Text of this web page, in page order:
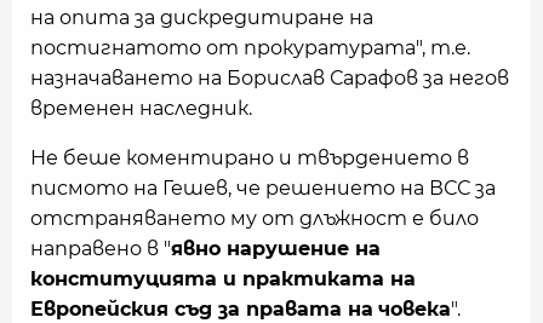
на опита за дискредитиране на
постигнатото от прокуратурата", т.е.
назначаването на Борислав Сарафов за негов
временен наследник.
Не беше коментирано и твърдението в
писмото на Гешев, че решението на ВСС за
отстраняването му от длъжност е било
направено в "явно нарушение на
конституцията и практиката на
Европейския съд за правата на човека".